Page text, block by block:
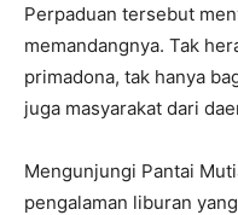
Perpaduan tersebut
memandangnya. Tak
primadona, tak hanya
juga masyarakat dari
Mengunjungi Pantai
pengalaman liburan